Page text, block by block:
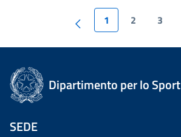
1 2 3
Dipartimento per lo Sport
SEDE